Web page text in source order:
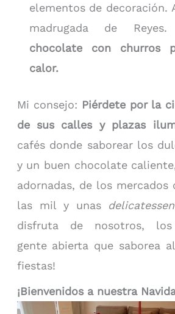
elementos de decoración.
madrugada de
chocolate con churros
calor.
Mi consejo: Piérdete por la
de sus calles y plazas
cafés donde saborear los
y un buen chocolate
adornadas, de los mercados
las mil y unas delicatessen
disfruta de nosotros, los
gente abierta que saborea
fiestas!
¡Bienvenidos a nuestra